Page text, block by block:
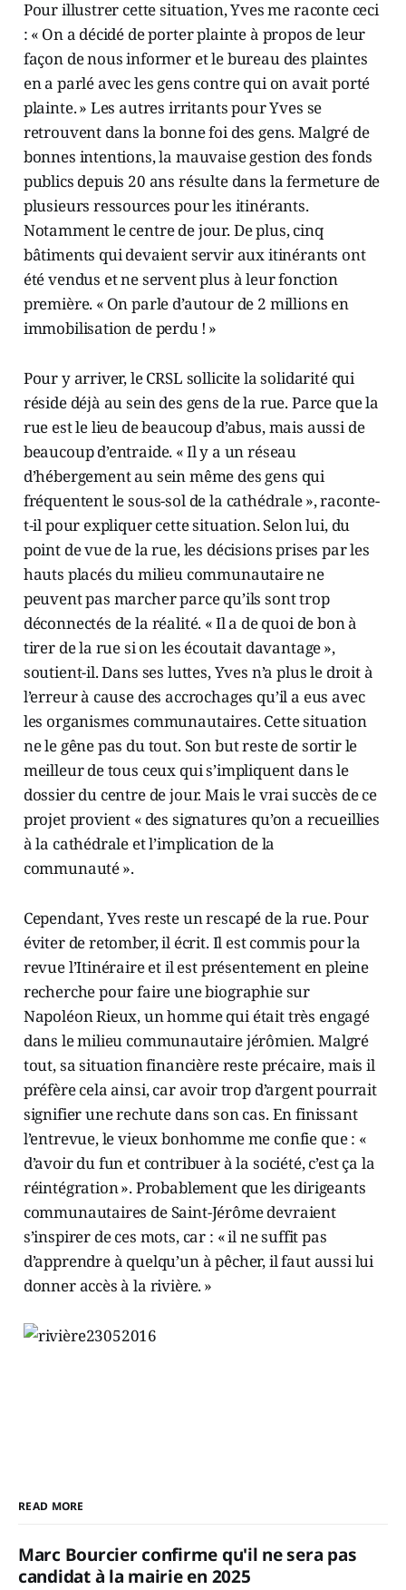
Pour illustrer cette situation, Yves me raconte ceci
: « On a décidé de porter plainte à propos de leur
façon de nous informer et le bureau des plaintes
en a parlé avec les gens contre qui on avait porté
plainte. » Les autres irritants pour Yves se
retrouvent dans la bonne foi des gens. Malgré de
bonnes intentions, la mauvaise gestion des fonds
publics depuis 20 ans résulte dans la fermeture de
plusieurs ressources pour les itinérants.
Notamment le centre de jour. De plus, cinq
bâtiments qui devaient servir aux itinérants ont
été vendus et ne servent plus à leur fonction
première. « On parle d’autour de 2 millions en
immobilisation de perdu ! »
Pour y arriver, le CRSL sollicite la solidarité qui
réside déjà au sein des gens de la rue. Parce que la
rue est le lieu de beaucoup d’abus, mais aussi de
beaucoup d’entraide. « Il y a un réseau
d’hébergement au sein même des gens qui
fréquentent le sous-sol de la cathédrale », raconte-
t-il pour expliquer cette situation. Selon lui, du
point de vue de la rue, les décisions prises par les
hauts placés du milieu communautaire ne
peuvent pas marcher parce qu’ils sont trop
déconnectés de la réalité. « Il a de quoi de bon à
tirer de la rue si on les écoutait davantage »,
soutient-il. Dans ses luttes, Yves n’a plus le droit à
l’erreur à cause des accrochages qu’il a eus avec
les organismes communautaires. Cette situation
ne le gêne pas du tout. Son but reste de sortir le
meilleur de tous ceux qui s’impliquent dans le
dossier du centre de jour. Mais le vrai succès de ce
projet provient « des signatures qu’on a recueillies
à la cathédrale et l’implication de la
communauté ».
Cependant, Yves reste un rescapé de la rue. Pour
éviter de retomber, il écrit. Il est commis pour la
revue l’Itinéraire et il est présentement en pleine
recherche pour faire une biographie sur
Napoléon Rieux, un homme qui était très engagé
dans le milieu communautaire jérômien. Malgré
tout, sa situation financière reste précaire, mais il
préfère cela ainsi, car avoir trop d’argent pourrait
signifier une rechute dans son cas. En finissant
l’entrevue, le vieux bonhomme me confie que : «
d’avoir du fun et contribuer à la société, c’est ça la
réintégration ». Probablement que les dirigeants
communautaires de Saint-Jérôme devraient
s’inspirer de ces mots, car : « il ne suffit pas
d’apprendre à quelqu’un à pêcher, il faut aussi lui
donner accès à la rivière. »
READ MORE
Marc Bourcier confirme qu'il ne sera pas
candidat à la mairie en 2025